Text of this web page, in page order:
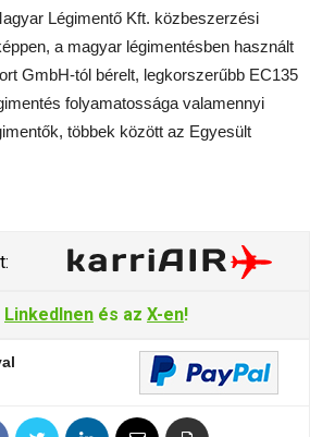
Légimentő Kft. közbeszerzési
a magyar légimentésben használt
GmbH-tól bérelt, legkorszerűbb EC135
folyamatossága valamennyi
többek között az Egyesült
LinkedInen és az X-en!